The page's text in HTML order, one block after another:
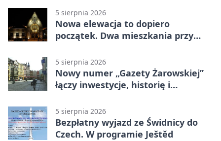
5 sierpnia 2026
Nowa elewacja to dopiero
początek. Dwa mieszkania przy
5 sierpnia 2026
Nowy numer „Gazety Żarowskiej”
łączy inwestycje, historię i
5 sierpnia 2026
Bezpłatny wyjazd ze Świdnicy do
Czech. W programie Ještěd